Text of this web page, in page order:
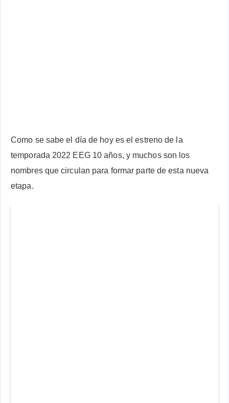
Como se sabe el día de hoy es el estreno de la
temporada 2022 EEG 10 años, y muchos son los
nombres que circulan para formar parte de esta nueva
etapa.